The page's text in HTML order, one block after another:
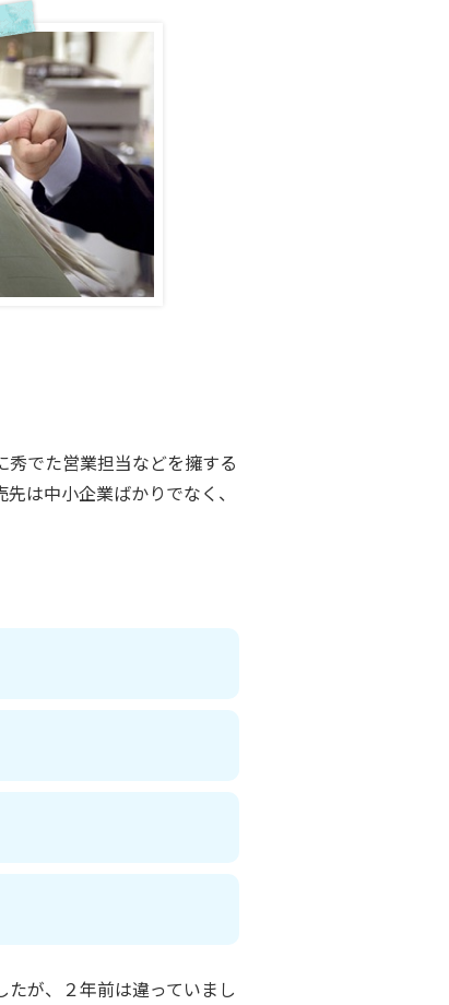
秀でた営業担当などを擁する
は中小企業ばかりでなく、
が、２年前は違っていまし